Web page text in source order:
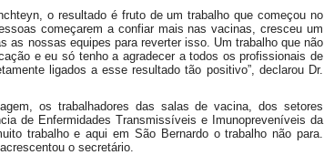
o resultado é fruto de um trabalho que começou no
começarem a confiar mais nas vacinas, cresceu um
as nossas equipes para reverter isso. Um trabalho que não
e eu só tenho a agradecer a todos os profissionais de
ligados a esse resultado tão positivo”, declarou Dr.
os trabalhadores das salas de vacina, dos setores
de Enfermidades Transmissíveis e Imunopreveníveis da
trabalho e aqui em São Bernardo o trabalho não para.
o secretário.